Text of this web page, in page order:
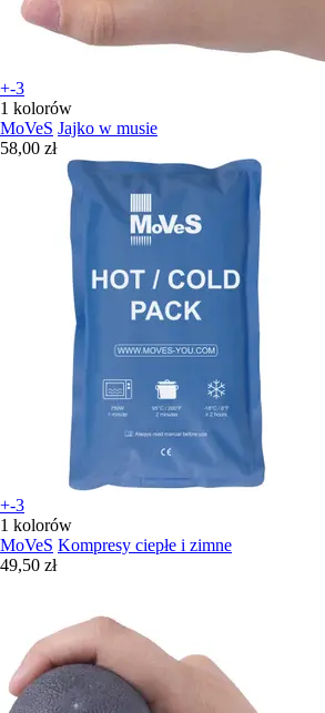
+-3
1 kolorów
MoVeS Jajko w musie
58,00 zł
+-3
1 kolorów
MoVeS Kompresy ciepłe i zimne
49,50 zł